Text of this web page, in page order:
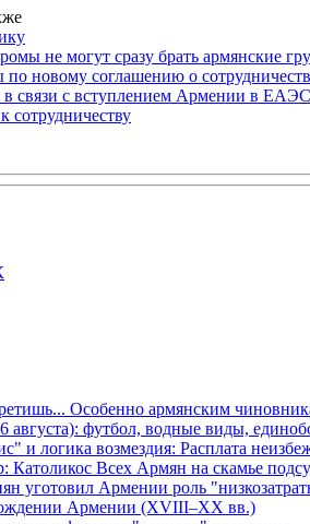
не могут сразу брать армянские
по новому соглашению о
в связи с вступлением Армении в ЕАЭС
сотрудничеству
Особенно армянским
августа): футбол, водные виды,
и логика возмездия: Расплата
Католикос Всех Армян на скамье
Армении роль
Армении (XVIII–XX вв.)